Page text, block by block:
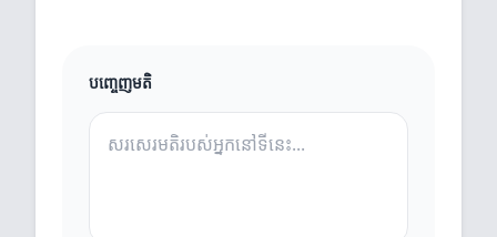
បញ្ចេញមតិ